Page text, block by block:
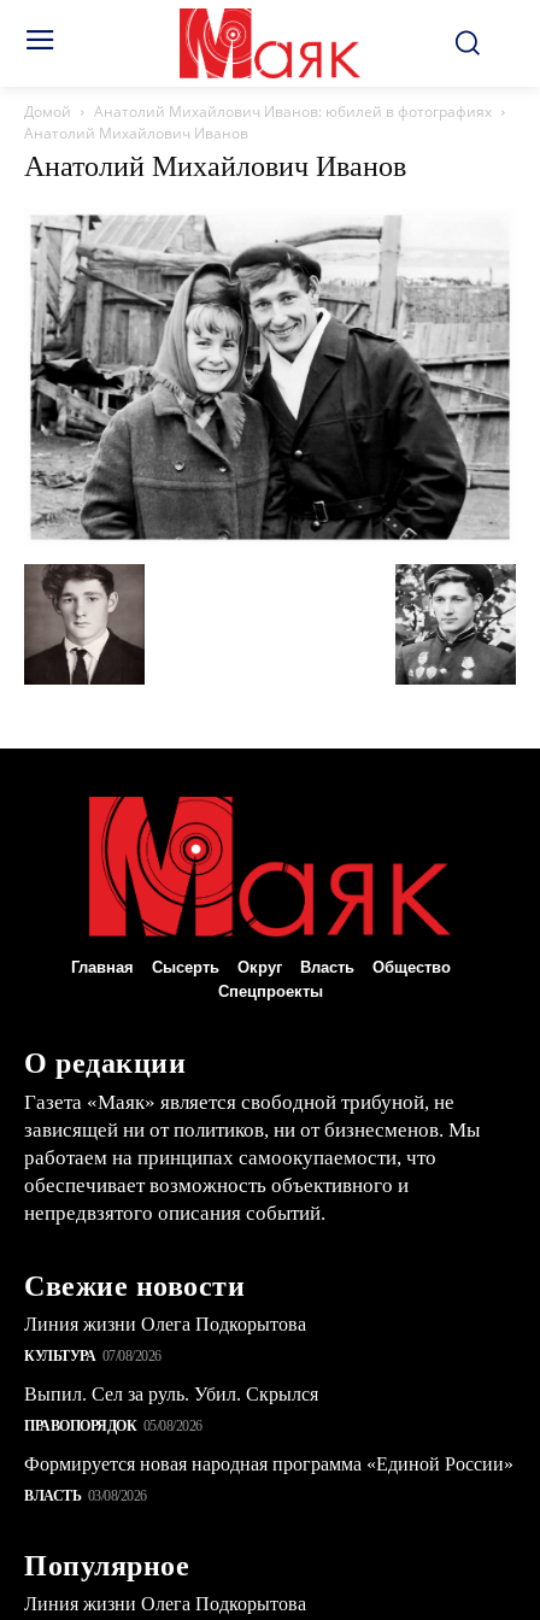
Домой
Анатолий Михайлович Иванов: юбилей в фотографиях
Анатолий Михайлович Иванов
Анатолий Михайлович Иванов
Главная Сысерть Округ Власть
Общество
Спецпроекты
О редакции
Газета «Маяк» является свободной трибуной, не
зависящей ни от политиков, ни от бизнесменов. Мы
работаем на принципах самоокупаемости, что
обеспечивает возможность объективного и
непредвзятого описания событий.
Свежие новости
Линия жизни Олега Подкорытова
КУЛЬТУРА 07/08/2026
Выпил. Сел за руль. Убил. Скрылся
ПРАВОПОРЯДОК 05/08/2026
Формируется новая народная программа «Единой России»
ВЛАСТЬ 03/08/2026
Популярное
Линия жизни Олега Подкорытова